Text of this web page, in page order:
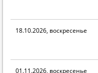
18.10.2026, воскресенье
01.11.2026, воскресенье